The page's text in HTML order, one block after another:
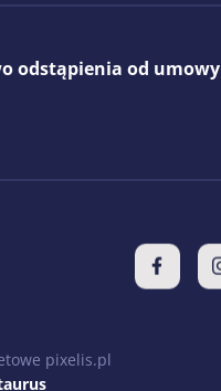
odstąpienia od umowy
pixelis.pl